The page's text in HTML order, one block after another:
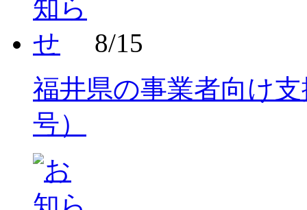
8/15
福井県の事業者向け
号）